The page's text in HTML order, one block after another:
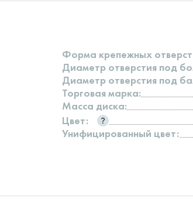
Форма крепежных
Диаметр отверстия под
Диаметр отверстия под
Торговая марка:
Масса диска:
Цвет:
Унифицированный цвет: